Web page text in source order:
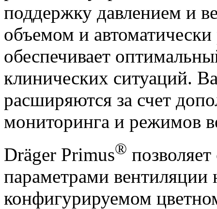
поддержку давлением и
объемом и
обеспечивает
клинических ситуаций.
расширяются за счет
мониторинга и режимов
Dräger Primus®
параметрами
конфигурируемом